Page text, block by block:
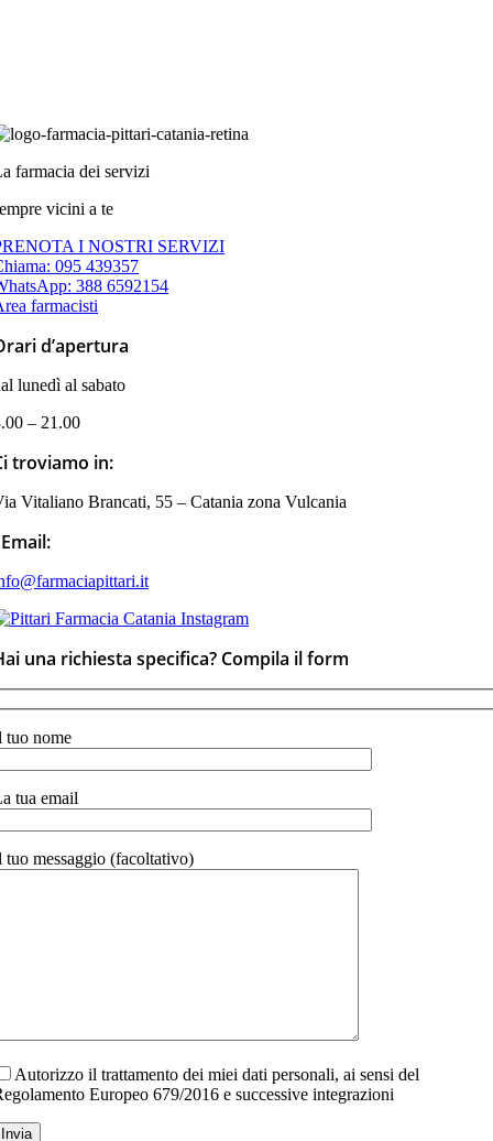
farmacia dei servizi
vicini a te
I NOSTRI SERVIZI
095 439357
388 6592154
farmacisti
d’apertura
lunedì al sabato
– 21.00
troviamo in:
Vitaliano Brancati, 55 – Catania zona Vulcania
una richiesta specifica? Compila il form
tuo nome
tua email
tuo messaggio (facoltativo)
Autorizzo il trattamento dei miei dati personali, ai sensi del
Europeo 679/2016 e successive integrazioni